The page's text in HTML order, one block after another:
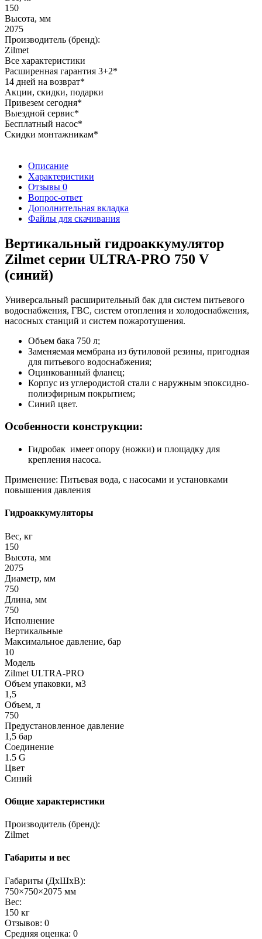
150
Высота, мм
2075
Производитель (бренд):
Zilmet
Все характеристики
Расширенная гарантия 3+2*
14 дней на возврат*
Акции, скидки, подарки
Привезем сегодня*
Выездной сервис*
Бесплатный насос*
Скидки монтажникам*
Описание
Характеристики
Отзывы 0
Вопрос-ответ
Дополнительная вкладка
Файлы для скачивания
Вертикальный гидроаккумулятор
Zilmet серии ULTRA-PRO 750 V
(синий)
Универсальный расширительный бак для систем питьевого
водоснабжения, ГВС, систем отопления и холодоснабжения,
насосных станций и систем пожаротушения.
Объем бака 750 л;
Заменяемая мембрана из бутиловой резины, пригодная
для питьевого водоснабжения;
Оцинкованный фланец;
Корпус из углеродистой стали с наружным эпоксидно-
полиэфирным покрытием;
Синий цвет.
Особенности конструкции:
Гидробак имеет опору (ножки) и площадку для
крепления насоса.
Применение: Питьевая вода, с насосами и установками
повышения давления
Гидроаккумуляторы
Вес, кг
150
Высота, мм
2075
Диаметр, мм
750
Длина, мм
750
Исполнение
Вертикальные
Максимальное давление, бар
10
Модель
Zilmet ULTRA-PRO
Объем упаковки, м3
1,5
Объем, л
750
Предустановленное давление
1,5 бар
Соединение
1.5 G
Цвет
Синий
Общие характеристики
Производитель (бренд):
Zilmet
Габариты и вес
Габариты (ДхШхВ):
750×750×2075 мм
Вес:
150 кг
Отзывов: 0
Средняя оценка: 0